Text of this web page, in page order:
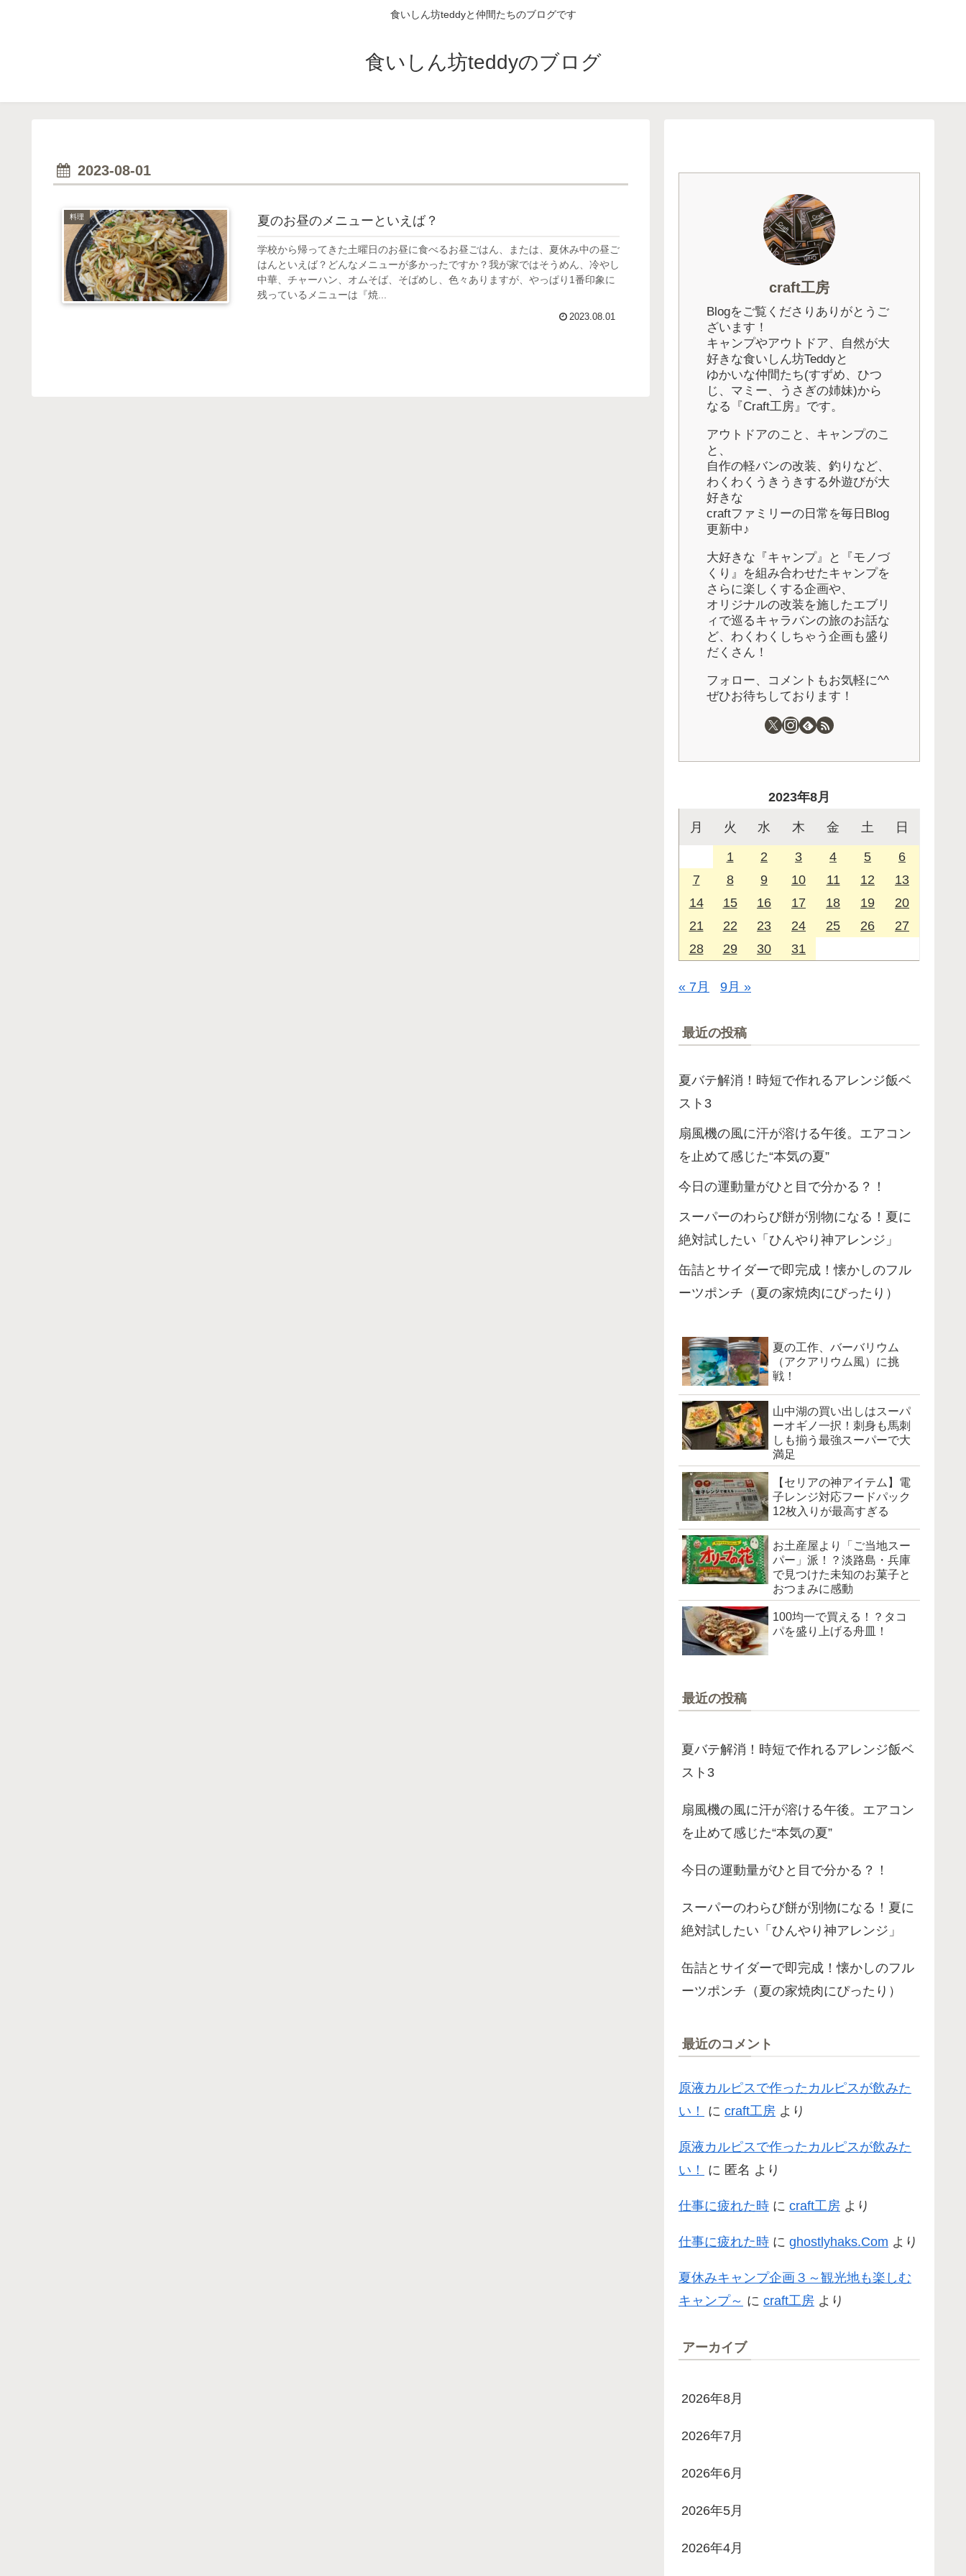
食いしん坊teddyと仲間たちのブログです
食いしん坊teddyのブログ
2023-08-01
料理 夏のお昼のメニューといえば？
学校から帰ってきた土曜日のお昼に食べるお昼ごはん、または、夏休み中の昼ご
はんといえば？どんなメニューが多かったですか？我が家ではそうめん、冷やし
中華、チャーハン、オムそば、そばめし、色々ありますが、やっぱり1番印象に
残っているメニューは『焼...
2023.08.01
craft工房
Blogをご覧くださりありがとうご
ざいます！
キャンプやアウトドア、自然が大
好きな食いしん坊Teddyと
ゆかいな仲間たち(すずめ、ひつ
じ、マミー、うさぎの姉妹)から
なる『Craft工房』です。
アウトドアのこと、キャンプのこ
と、
自作の軽バンの改装、釣りなど、
わくわくうきうきする外遊びが大
好きな
craftファミリーの日常を毎日Blog
更新中♪
大好きな『キャンプ』と『モノづ
くり』を組み合わせたキャンプを
さらに楽しくする企画や、
オリジナルの改装を施したエブリ
ィで巡るキャラバンの旅のお話な
ど、わくわくしちゃう企画も盛り
だくさん！
フォロー、コメントもお気軽に^^
ぜひお待ちしております！
2023年8月
月 火 水 木 金 土 日
1 2 3 4 5
6
7
8 9 10 11 12
13
14
15 16 17 18 19
20
21
22 23 24 25 26
27
28
29 30 31
« 7月 9月 »
最近の投稿
夏バテ解消！時短で作れるアレンジ飯ベ
スト3
扇風機の風に汗が溶ける午後。エアコン
を止めて感じた“本気の夏”
今日の運動量がひと目で分かる？！
スーパーのわらび餅が別物になる！夏に
絶対試したい「ひんやり神アレンジ」
缶詰とサイダーで即完成！懐かしのフル
ーツポンチ（夏の家焼肉にぴったり）
夏の工作、バーバリウム
（アクアリウム風）に挑
戦！
山中湖の買い出しはスーパ
ーオギノ一択！刺身も馬刺
しも揃う最強スーパーで大
満足
【セリアの神アイテム】電
子レンジ対応フードパック
12枚入りが最高すぎる
お土産屋より「ご当地スー
パー」派！？淡路島・兵庫
で見つけた未知のお菓子と
おつまみに感動
100均一で買える！？タコ
パを盛り上げる舟皿！
最近の投稿
夏バテ解消！時短で作れるアレンジ飯ベ
スト3
扇風機の風に汗が溶ける午後。エアコン
を止めて感じた“本気の夏”
今日の運動量がひと目で分かる？！
スーパーのわらび餅が別物になる！夏に
絶対試したい「ひんやり神アレンジ」
缶詰とサイダーで即完成！懐かしのフル
ーツポンチ（夏の家焼肉にぴったり）
最近のコメント
原液カルピスで作ったカルピスが飲みた
い！
に craft工房 より
原液カルピスで作ったカルピスが飲みた
い！
に 匿名 より
仕事に疲れた時 に craft工房 より
仕事に疲れた時 に ghostlyhaks.Com より
夏休みキャンプ企画３～観光地も楽しむ
キャンプ～ に craft工房 より
アーカイブ
2026年8月
2026年7月
2026年6月
2026年5月
2026年4月